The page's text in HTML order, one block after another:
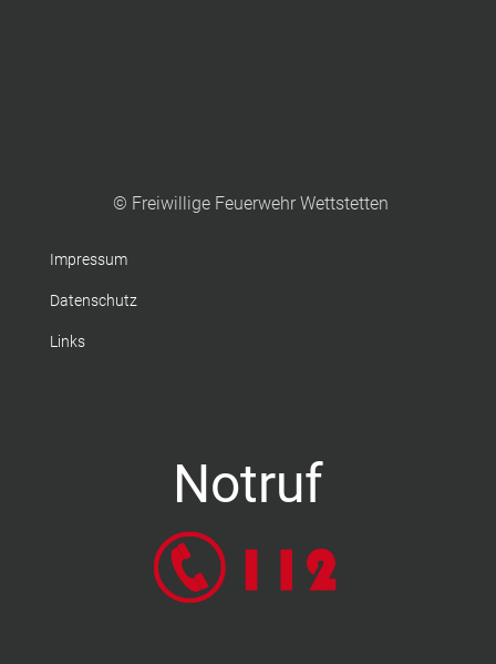
© Freiwillige Feuerwehr Wettstetten
Impressum
Datenschutz
Links
Notruf